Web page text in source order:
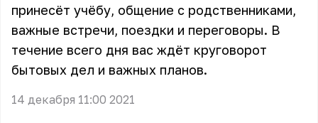
принесёт учёбу, общение с родственниками,
важные встречи, поездки и переговоры. В
течение всего дня вас ждёт круговорот
бытовых дел и важных планов.
14 декабря 11:00 2021